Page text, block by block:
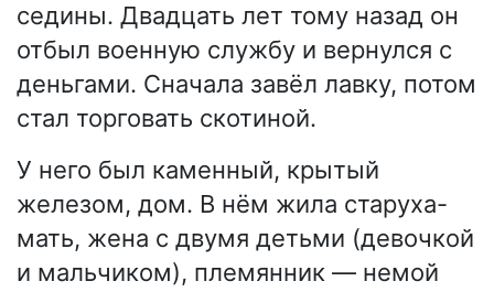
седины. Двадцать лет тому назад он
отбыл военную службу и вернулся с
деньгами. Сначала завёл лавку, потом
стал торговать скотиной.
У него был каменный, крытый
железом, дом. В нём жила старуха-
мать, жена с двумя детьми (девочкой
и мальчиком), племянник — немой